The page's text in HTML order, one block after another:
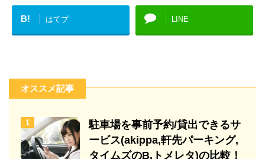
B! はてブ LINE
オススメ記事
1
駐車場を事前予約/貸出できるサ
ービス(akippa,軒先パーキング,
タイムズのB,トメレタ)の比較！